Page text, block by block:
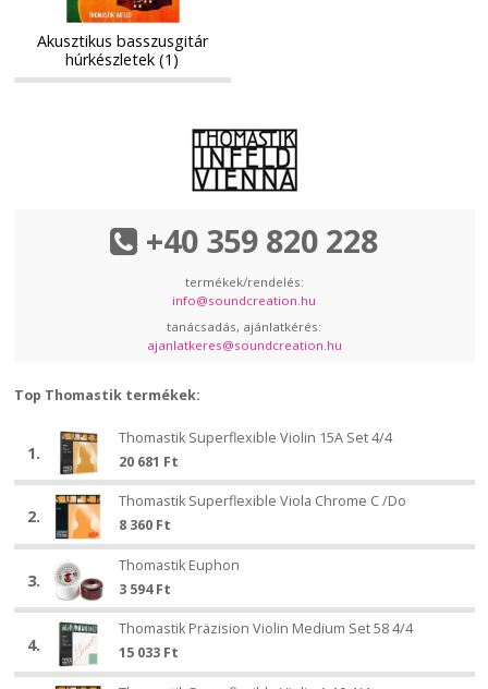
Akusztikus basszusgitár
húrkészletek (1)
+40 359 820 228
termékek/rendelés:
info@soundcreation.hu
tanácsadás, ajánlatkérés:
ajanlatkeres@soundcreation.hu
Top Thomastik termékek:
Thomastik
Superflexible
Violin
Set
4/4
1.
Thomastik
Superflexible
Violin
15A
Set
4/4
Thomastik Superflexible Violin 15A Set 4/4
20 681 Ft
Thomastik
Superflexible
Viola
Chrome
/Do
2.
Thomastik
Superflexible
Viola
Chrome
C
/Do
Thomastik Superflexible Viola Chrome C /Do
8 360 Ft
Thomastik
Euphon
3.
Thomastik
Euphon
Thomastik Euphon
3 594Ft
Thomastik
Präzision
Violin
4.
Thomastik
Präzision
Violin
Thomastik Präzision Violin Medium Set 58 4/4
15 033 Ft